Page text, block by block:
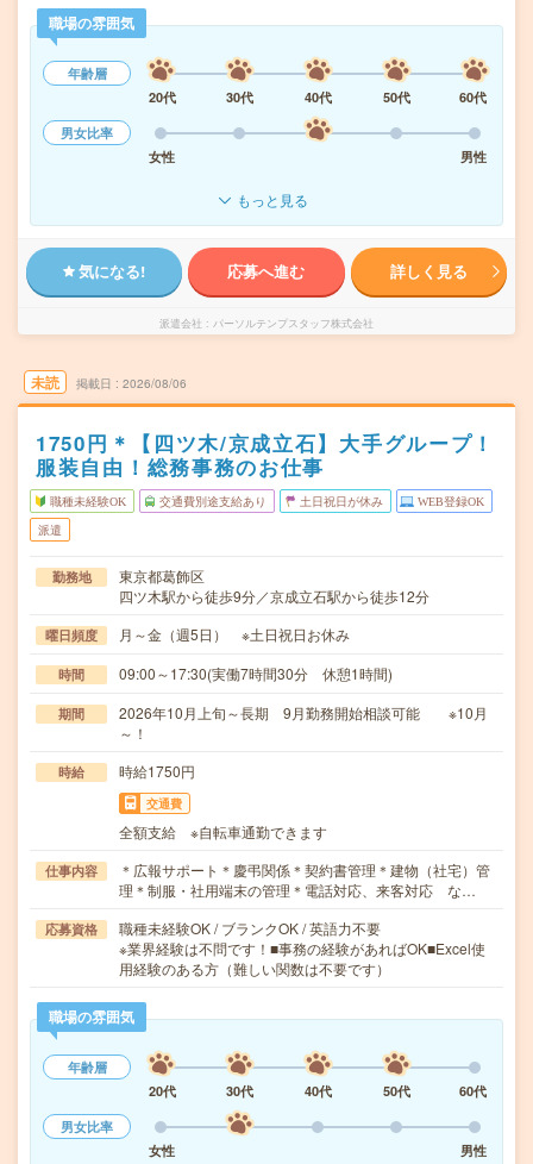
職場の雰囲気
年齢層
20代
30代 40代 50代
60代
男女比率
女性
男性
もっと見る
気になる! 応募へ進む 詳しく見る
派遣会社 パーソルテンプスタッフ株式会社
未読 掲載日 2026/08/06
1750円＊【四ツ木/京成立石】大手グループ！
服装自由！総務事務のお仕事
職種未経験OK 交通費別途支給あり 土日祝日が休み WEB登録OK
派遣
勤務地
東京都葛飾区
四ツ木駅から徒歩9分／京成立石駅から徒歩12分
曜日頻度 月～金（週5日） ※土日祝日お休み
時間 09:00～17:30(実働7時間30分 休憩1時間)
期間
2026年10月上旬～長期 9月勤務開始相談可能 ※10月
～！
時給 時給1750円
交通費
全額支給 ※自転車通勤できます
仕事内容
＊広報サポート＊慶弔関係＊契約書管理＊建物（社宅）管
理＊制服・社用端末の管理＊電話対応、来客対応 な…
応募資格
職種未経験OK / ブランクOK / 英語力不要
※業界経験は不問です！■事務の経験があればOK■Excel使
用経験のある方（難しい関数は不要です）
職場の雰囲気
年齢層
20代
30代 40代 50代
60代
男女比率
女性
男性